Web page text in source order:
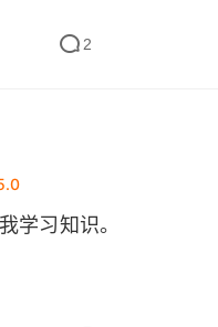
其中的道理吧。
2
学习知识。